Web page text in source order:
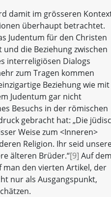
damit im grösseren
überhaupt betrachtet.
Judentum für den Christen
die Beziehung zwischen
interreligiösen Dialogs
zum Tragen kommen
Beziehung wie mit
Judentum gar nicht
Besuchs in der römischen
gebracht hat: „Die
Weise zum <Inneren>
Religion. Ihr seid
älteren Brüder.“[9] Auf dem
den vierten Artikel, der
nur als Ausgangspunkt,